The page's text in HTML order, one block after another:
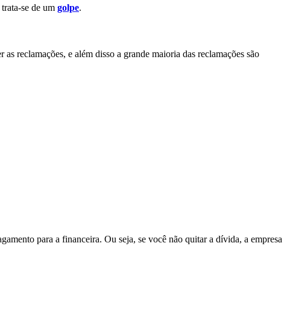
se de um golpe.
reclamações, e além disso a grande maioria das reclamações são
para a financeira. Ou seja, se você não quitar a dívida, a empresa